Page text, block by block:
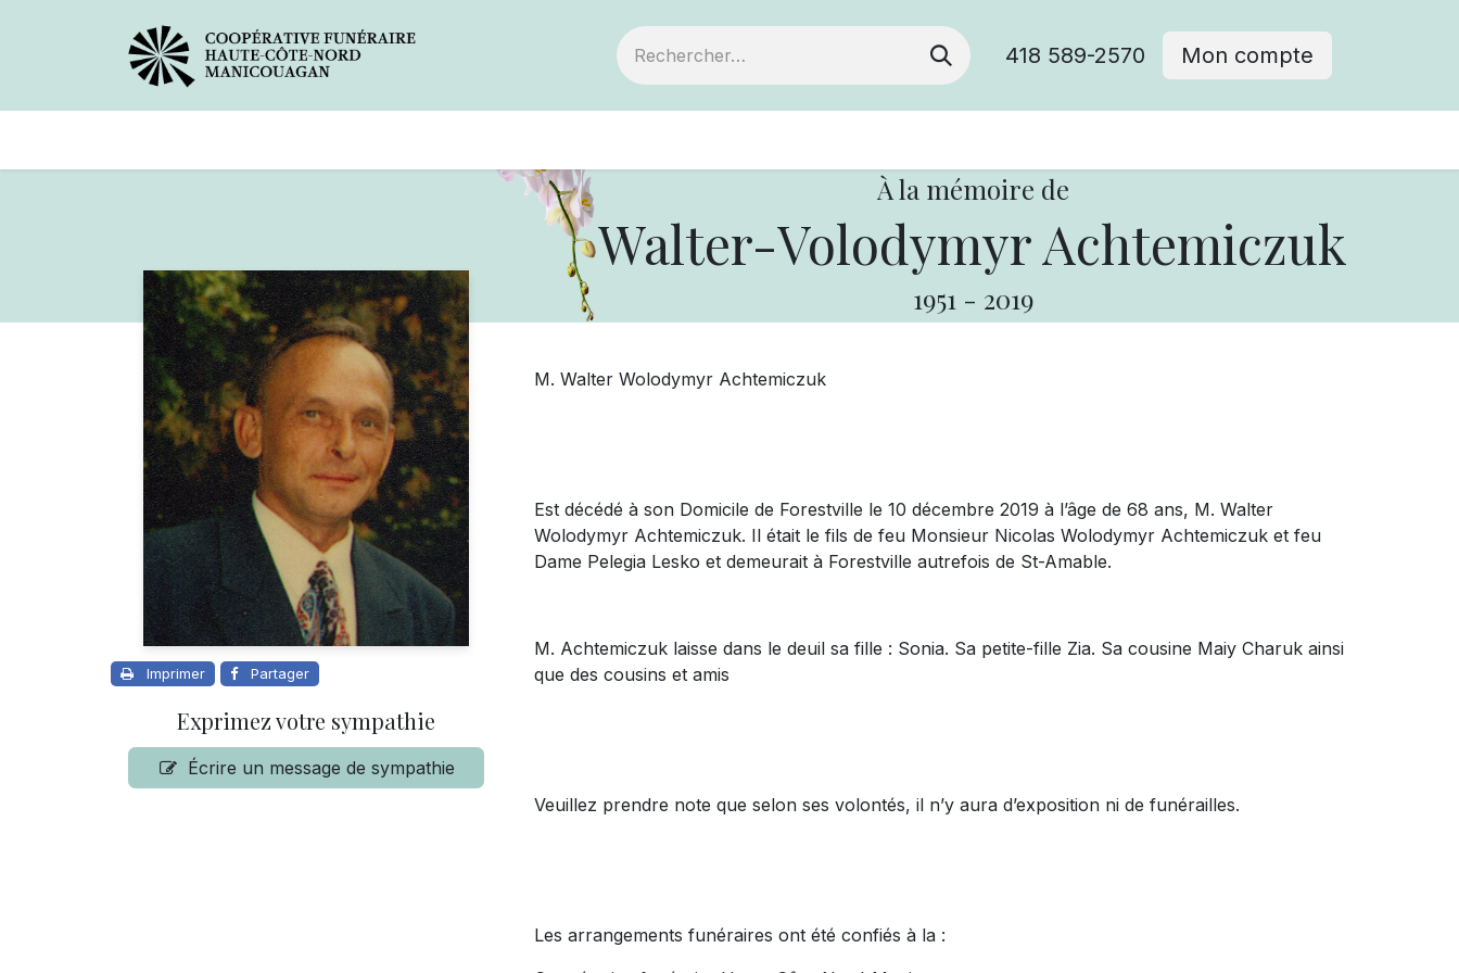
418 589-2570 Mon compte
À la mémoire de
Walter-Volodymyr Achtemiczuk
1951 - 2019
Imprimer Partager
Exprimez votre sympathie
Écrire un message de sympathie
M. Walter Wolodymyr Achtemiczuk
Est décédé à son Domicile de Forestville le 10 décembre 2019 à l’âge de 68 ans, M. Walter
Wolodymyr Achtemiczuk. Il était le fils de feu Monsieur Nicolas Wolodymyr Achtemiczuk et feu
Dame Pelegia Lesko et demeurait à Forestville autrefois de St-Amable.
M. Achtemiczuk laisse dans le deuil sa fille : Sonia. Sa petite-fille Zia. Sa cousine Maiy Charuk ainsi
que des cousins et amis
Veuillez prendre note que selon ses volontés, il n’y aura d’exposition ni de funérailles.
Les arrangements funéraires ont été confiés à la :